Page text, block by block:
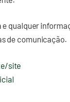
qualquer
de comunicação.
site